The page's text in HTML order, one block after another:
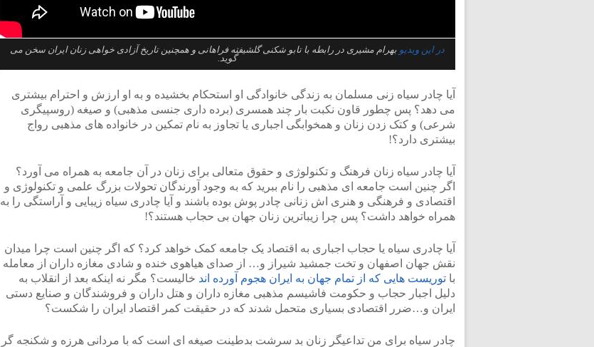
در این ویدیو بهرام مشیری در رابطه با تابو شکنی گلشیفته فراهانی و همچنین تاریخ آزادی خواهی زنان ایران سخن می
گوید.
آیا چادر سیاه زنی مسلمان به زندگی خانوادگی او استحکام بخشیده و به او ارزش و احترام بیشتری
می دهد؟ پس چطور قاون نکبت بار چند همسری (برده داری جنسی مذهبی) و صیغه (روسپیگری
شرعی) و کتک زدن زنان و همخوابگی اجباری یا تجاوز به نام تمکین در خانواده های مذهبی رواج
بیشتری دارد؟!
آیا چادر سیاه زنان فرهنگ و تکنولوژی و حقوق متعالی برای زنان در آن جامعه به همراه می آورد؟
اگر چنین است جامعه ای مذهبی را نام ببرید که به وجود آورندگان تحولات بزرگ علمی و تکنولوژی و
اقتصادی و فرهنگی و هنری اش زنانی چادر پوش بوده باشند و آیا چادری سیاه زیبایی و آراستگی را به
همراه خواهد داشت؟ پس چرا زیباترین زنان جهان بی حجاب هستند؟!
آیا چادری سیاه یا حجاب اجباری به اقتصاد یک جامعه کمک خواهد کرد؟ که اگر چنین است چرا میدان
نقش جهان اصفهان و تخت جمشید شیراز و… از صدای هیاهوی خنده و شادی مغازه داران از معامله
با توریست هایی که از تمام جهان به ایران هجوم آورده اند خالیست؟ مگر نه اینکه بعد از انقلاب به
دلیل اجبار حجاب و حکومت فاشیسم مذهبی مغازه داران و هتل داران و فروشندگان و صنایع دستی
ایران و…ضرر اقتصادی بسیاری متحمل شدند که در حقیقت کمر اقتصاد ایران را شکست؟
چادر سیاه برای من تداعیگر زنان بد سرشت بدطینت صیغه ای است که با مردانی هرزه و شکنجه گر